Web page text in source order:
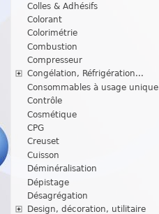
Colles & Adhésifs
Colorant
Colorimétrie
Combustion
Compresseur
Congélation, Réfrigération...
Consommables à usage unique
Contrôle
Cosmétique
CPG
Creuset
Cuisson
Déminéralisation
Dépistage
Désagrégation
Design, décoration, utilitaire